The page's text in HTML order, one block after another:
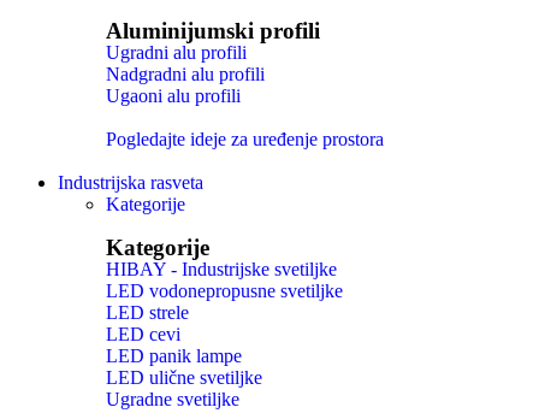
Aluminijumski profili
Ugradni alu profili
Nadgradni alu profili
Ugaoni alu profili
Pogledajte ideje za uređenje prostora
Industrijska rasveta
Kategorije
Kategorije
HIBAY - Industrijske svetiljke
LED vodonepropusne svetiljke
LED strele
LED cevi
LED panik lampe
LED ulične svetiljke
Ugradne svetiljke